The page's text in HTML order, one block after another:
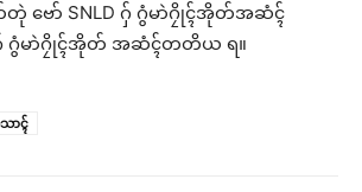
တုဲ ဗော် SNLD ဂှ် ဂွံမာဲဂၠိုၚ်အိုတ်အဆံၚ်
ဂှ် ဂွံမာဲဂၠိုၚ်အိုတ် အဆံၚ်တတိယ ရ။
ာၚ်